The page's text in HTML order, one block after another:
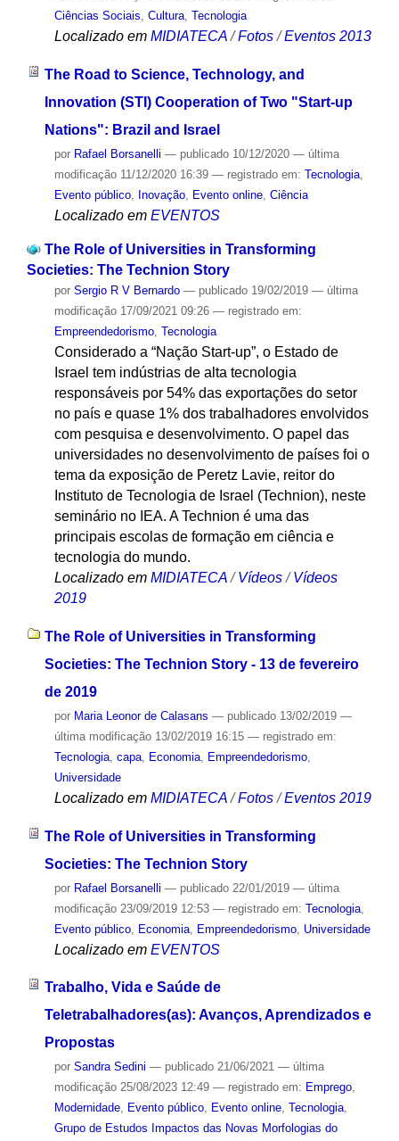
Ciências Sociais Cultura, Tecnologia
Localizado em MIDIATECA /Fotos /Eventos 2013
The Road to Science, Technology, and
Innovation (STI) Cooperation of Two "Start-up
Nations": Brazil and Israel
por Rafael Borsanelli — publicado10/12/2020 — última
modificação11/12/2020 16:39 — registrado em: Tecnologia,
Evento público, Inovação, Evento online, Ciência
Localizado em EVENTOS
The Role of Universities in Transforming
Societies: The Technion Story
por Sergio R V Bernardo — publicado19/02/2019 — última
modificação17/09/2021 09:26 — registrado em:
Empreendedorismo, Tecnologia
Considerado a “Nação Start-up”, o Estado de
Israel tem indústrias de alta tecnologia
responsáveis por 54% das exportações do setor
no país e quase 1% dos trabalhadores envolvidos
com pesquisa e desenvolvimento. O papel das
universidades no desenvolvimento de países foi o
tema da exposição de Peretz Lavie, reitor do
Instituto de Tecnologia de Israel (Technion), neste
seminário no IEA. A Technion é uma das
principais escolas de formação em ciência e
tecnologia do mundo.
Localizado em MIDIATECA /Vídeos /Vídeos
2019
The Role of Universities in Transforming
Societies: The Technion Story - 13 de fevereiro
de 2019
por Maria Leonor de Calasans — publicado13/02/2019 —
última modificação13/02/2019 16:15 — registrado em:
Tecnologia, capa, Economia, Empreendedorismo,
Universidade
Localizado em MIDIATECA /Fotos /Eventos 2019
The Role of Universities in Transforming
Societies: The Technion Story
por Rafael Borsanelli — publicado22/01/2019 — última
modificação23/09/2019 12:53 — registrado em: Tecnologia,
Evento público, Economia, Empreendedorismo, Universidade
Localizado em EVENTOS
Trabalho, Vida e Saúde de
Teletrabalhadores(as): Avanços, Aprendizados e
Propostas
por Sandra Sedini — publicado21/06/2021 — última
modificação25/08/2023 12:49 — registrado em: Emprego,
Modernidade, Evento público, Evento online, Tecnologia,
Grupo de Estudos Impactos das Novas Morfologias do